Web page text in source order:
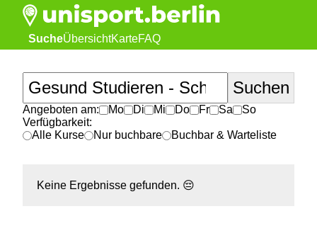
SucheÜbersichtKarteFAQ
Angeboten am: Mo Di Mi Do Fr Sa
So
Verfügbarkeit:
Alle Kurse
Nur buchbare Buchbar & Warteliste
Keine Ergebnisse gefunden. 😔